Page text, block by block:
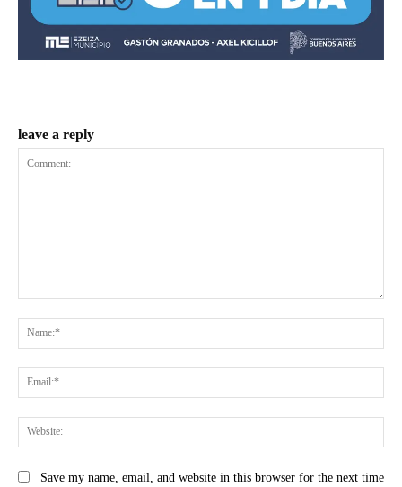
leave a reply
Save my name, email, and website in this browser for the next time